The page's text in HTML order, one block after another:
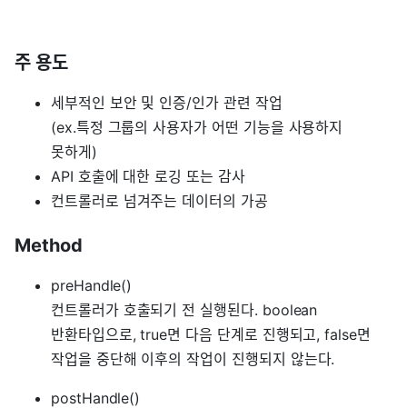
주 용도
세부적인 보안 및 인증/인가 관련 작업
(ex.특정 그룹의 사용자가 어떤 기능을 사용하지
못하게)
API 호출에 대한 로깅 또는 감사
컨트롤러로 넘겨주는 데이터의 가공
Method
preHandle()
컨트롤러가 호출되기 전 실행된다. boolean
반환타입으로, true면 다음 단계로 진행되고, false면
작업을 중단해 이후의 작업이 진행되지 않는다.
postHandle()